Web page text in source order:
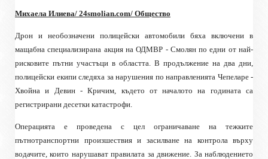
Михаела Илиева/ 24smolian.com/ Общество
Дрон и необозначени полицейски автомобили бяха включени в
мащабна специализирана акция на ОДМВР - Смолян по едни от най-
рисковите пътни участъци в областта. В продължение на два дни,
полицейски екипи следяха за нарушения по направленията Чепеларе -
Хвойна и Девин - Кричим, където от началото на годината са
регистрирани десетки катастрофи.
Операцията е проведена с цел ограничаване на тежките
пътнотранспортни произшествия и засилване на контрола върху
водачите, които нарушават правилата за движение. За наблюдението